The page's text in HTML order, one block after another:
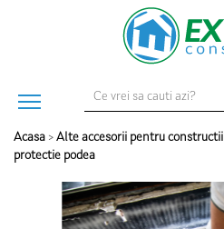
Acasa > Alte accesorii pentru constructii
protectie podea